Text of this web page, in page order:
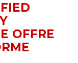
OFFRE